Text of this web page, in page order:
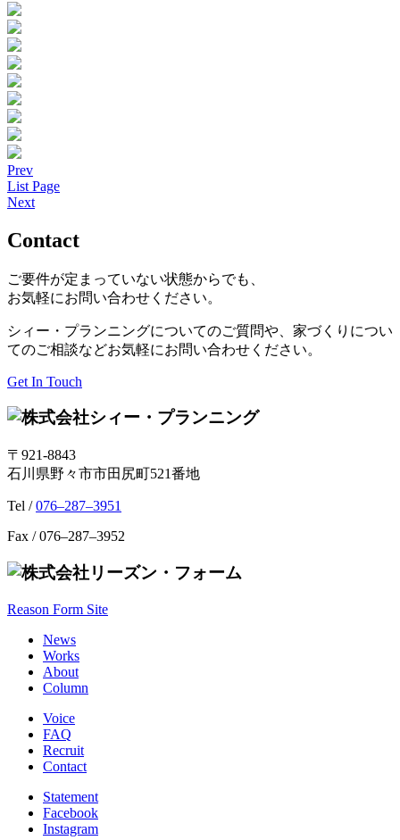
Prev
List Page
Next
Contact
ご要件が定まっていない状態からでも、
お気軽にお問い合わせください。
シィー・プランニングについてのご質問や、家づくりについ
てのご相談などお気軽にお問い合わせください。
Get In Touch
〒921-8843
石川県野々市市田尻町521番地
Tel /076–287–3951
Fax / 076–287–3952
Reason Form Site
News
Works
About
Column
Voice
FAQ
Recruit
Contact
Statement
Facebook
Instagram